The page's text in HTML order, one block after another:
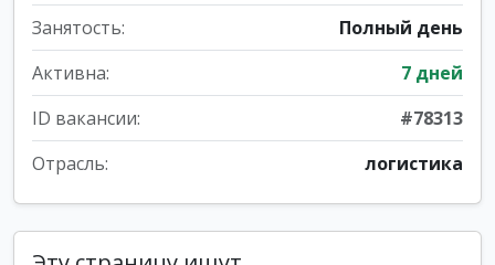
Занятость:
Полный день
Активна:
7 дней
ID вакансии:
#78313
Отрасль:
логистика